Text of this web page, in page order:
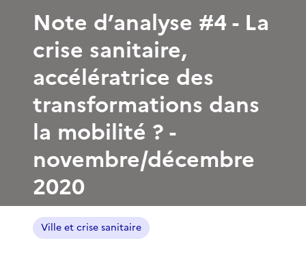
Note d’analyse #4 - La
crise sanitaire,
accélératrice des
transformations dans
la mobilité ? -
novembre/décembre
2020
Ville et crise sanitaire